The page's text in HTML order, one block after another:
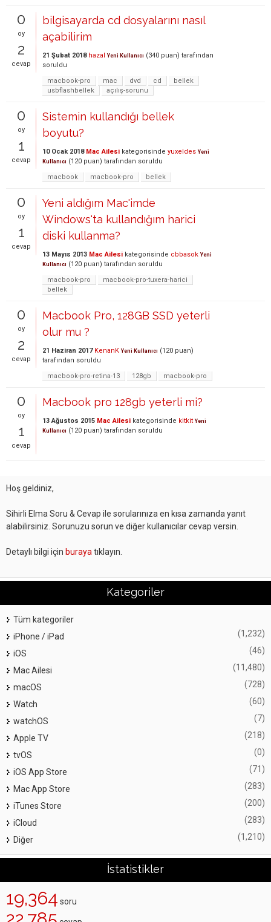
0
oy
2
cevap
bilgisayarda cd dosyalarını nasıl
açabilirim
21 Şubat 2018 hazal Yeni Kullanıcı (340 puan) tarafından
soruldu
macbook-pro
mac dvd cd
bellek
usbflashbellek
açılış-sorunu
0
oy
1
cevap
Sistemin kullandığı bellek
boyutu?
10 Ocak 2018 Mac Ailesi kategorisinde yuxeldes Yeni
Kullanıcı (120 puan) tarafından soruldu
macbook
macbook-pro bellek
0
oy
1
cevap
Yeni aldığım Mac'imde
Windows'ta kullandığım harici
diski kullanma?
13 Mayıs 2013 Mac Ailesi kategorisinde cbbasok Yeni
Kullanıcı (120 puan) tarafından soruldu
macbook-pro
macbook-pro-tuxera-harici
bellek
0
oy
2
cevap
Macbook Pro, 128GB SSD yeterli
olur mu ?
21 Haziran 2017 KenanK Yeni Kullanıcı (120 puan)
tarafından soruldu
macbook-pro-retina-13
128gb macbook-pro
0
oy
1
cevap
Macbook pro 128gb yeterli mi?
13 Ağustos 2015 Mac Ailesi kategorisinde kitkit Yeni
Kullanıcı (120 puan) tarafından soruldu
Hoş geldiniz,
Sihirli Elma Soru & Cevap ile sorularınıza en kısa zamanda yanıt
alabilirsiniz. Sorunuzu sorun ve diğer kullanıcılar cevap versin.
Detaylı bilgi için buraya tıklayın.
Kategoriler
Tüm kategoriler
iPhone / iPad
(1,232)
iOS (46)
Mac Ailesi (11,480)
macOS (728)
Watch (60)
watchOS (7)
Apple TV (218)
tvOS (0)
iOS App Store (71)
Mac App Store (283)
iTunes Store (200)
iCloud (283)
Diğer (1,210)
İstatistikler
19,364 soru